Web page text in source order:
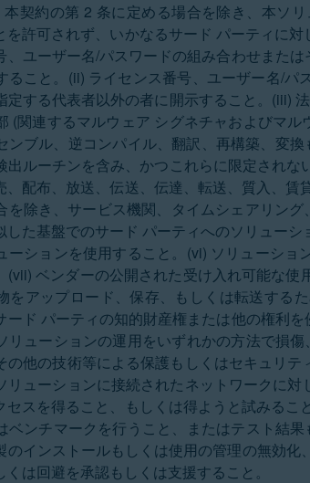
本契約の第 2 条に定める場合を除き、本ソ
を許可されず、いかなるサード パーティに
、ユーザー名/パスワードの組み合わせまた
ること。(ii) ライセンス番号、ユーザー名/
定する代表者以外の者に開示すること。(iii)
(関連するマルウェア シグネチャおよびマ
ンブル、逆コンパイル、翻訳、再構築、変
出ルーチンを含み、かつこれらに限定され
、配布、放送、伝送、伝達、転送、質入、
を除き、サービス機関、タイムシェアリン
した基盤でのサード パーティへのソリュー
ーションを使用すること。(vi) ソリューシ
(vii) ベンダーの公開された受け入れ可能な
をアップロード、保存、もしくは転送する
ード パーティの知的財産権または他の権利
リューションの運用をいずれかの方法で損
の他の技術等による保護もしくはセキュリ
リューションに接続されたネットワークに
セスを得ること、もしくは得ようと試みる
ベンチマークを行うこと、またはテスト結
のインストールもしくは使用の管理の無効
は回避を承認もしくは支援すること。